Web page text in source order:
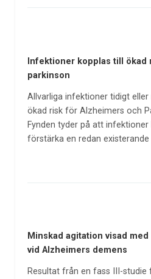
Infektioner kopplas till
parkinson
Allvarliga infektioner tidigt eller
ökad risk för Alzheimers och
Fynden tyder på att
förstärka en redan existerande
Minskad agitation visad
vid Alzheimers demens
Resultat från en fass III-studie